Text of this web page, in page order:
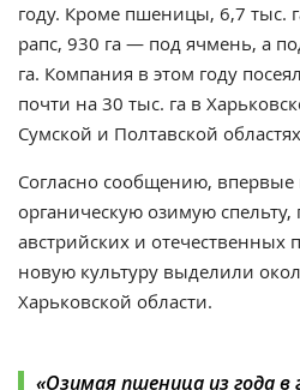
году. Кроме пшеницы, 6,7 тыс.
рапс, 930 га — под ячмень, а
га. Компания в этом году
почти на 30 тыс. га в
Сумской и Полтавской
Согласно сообщению, впервые
органическую озимую спельту,
австрийских и отечественных
новую культуру выделили
Харьковской области.
«Озимая пшеница из года